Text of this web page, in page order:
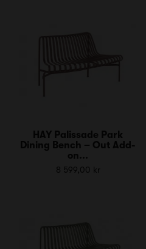
HAY Palissade Park
Dining Bench – Out Add-
on...
8 599,00 kr